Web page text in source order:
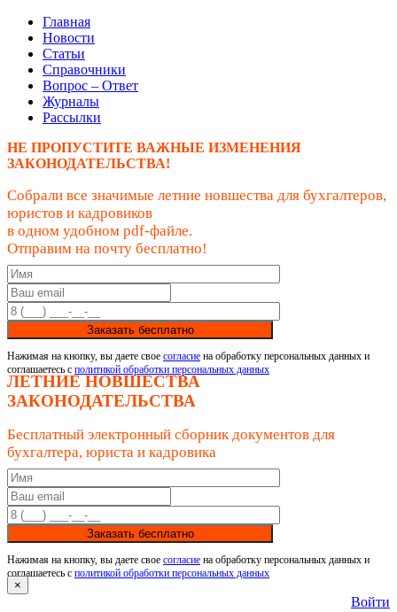
Главная
Новости
Статьи
Справочники
Вопрос – Ответ
Журналы
Рассылки
НЕ ПРОПУСТИТЕ ВАЖНЫЕ ИЗМЕНЕНИЯ
ЗАКОНОДАТЕЛЬСТВА!
Собрали все значимые летние новшества для бухгалтеров,
юристов и кадровиков
в одном удобном pdf-файле.
Отправим на почту бесплатно!
Заказать бесплатно
Нажимая на кнопку, вы даете свое согласие на обработку персональных данных и
соглашаетесь с политикой обработки персональных данных
ЛЕТНИЕ НОВШЕСТВА
ЗАКОНОДАТЕЛЬСТВА
Бесплатный электронный сборник документов для
бухгалтера, юриста и кадровика
Заказать бесплатно
Нажимая на кнопку, вы даете свое согласие на обработку персональных данных и
соглашаетесь с политикой обработки персональных данных
×
Войти